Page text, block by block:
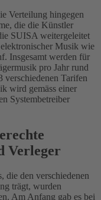
Verteilung hingegen
die die Künstler
SUISA weitergeleitet
Musik wie
Insgesamt werden für
pro Jahr rund
verschiedenen Tarifen
wird gemäss einer
Systembetreiber
Verleger
die den verschiedenen
trägt, wurden
Am Anfang gab es bei